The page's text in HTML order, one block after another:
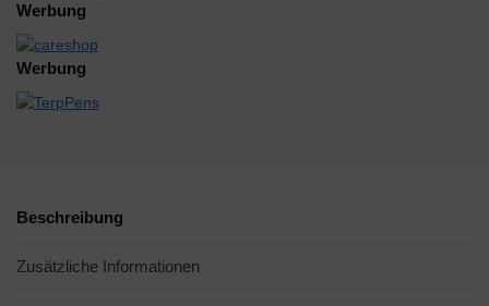
Werbung
Werbung
Beschreibung
Zusätzliche Informationen